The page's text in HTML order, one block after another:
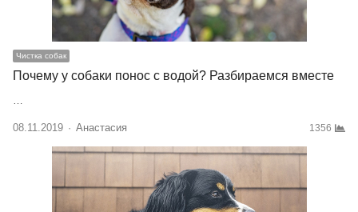
Чистка собак
Почему у собаки понос с водой? Разбираемся вместе
08.11.2019 Author
Анастасия 1356